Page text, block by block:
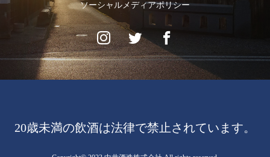
ソーシャルメディアポリシー
20歳未満の飲酒は法律で禁止されています。